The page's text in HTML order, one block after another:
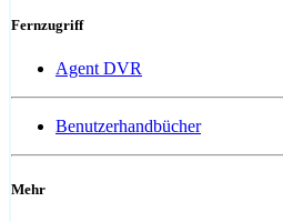
Fernzugriff
Agent DVR
Benutzerhandbücher
Mehr